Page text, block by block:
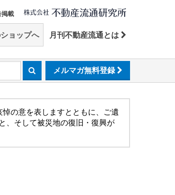
掲載
ョップへ 月刊不動産流通とは
メルマガ無料登録
の意を表しますとともに、ご遺
、そして被災地の復旧・復興が